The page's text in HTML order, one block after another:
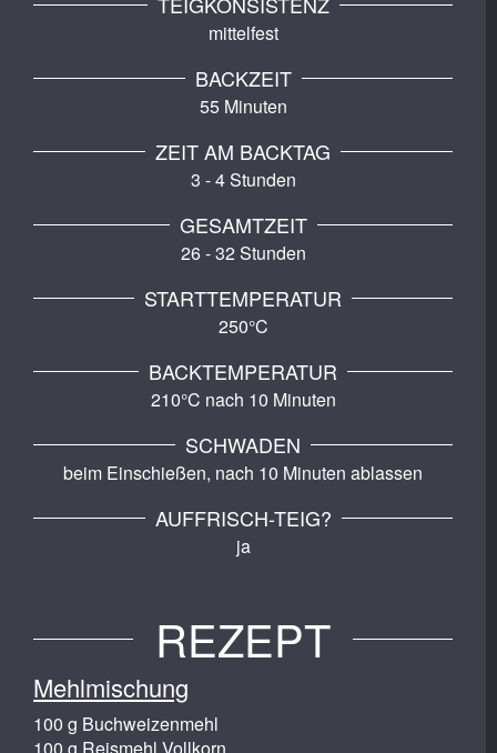
mittelfest
BACKZEIT
55 Minuten
ZEIT AM BACKTAG
3 - 4 Stunden
GESAMTZEIT
26 - 32 Stunden
STARTTEMPERATUR
250°C
BACKTEMPERATUR
210°C nach 10 Minuten
SCHWADEN
beim Einschießen, nach 10 Minuten ablassen
AUFFRISCH-TEIG?
ja
REZEPT
Mehlmischung
100 g Buchweizenmehl